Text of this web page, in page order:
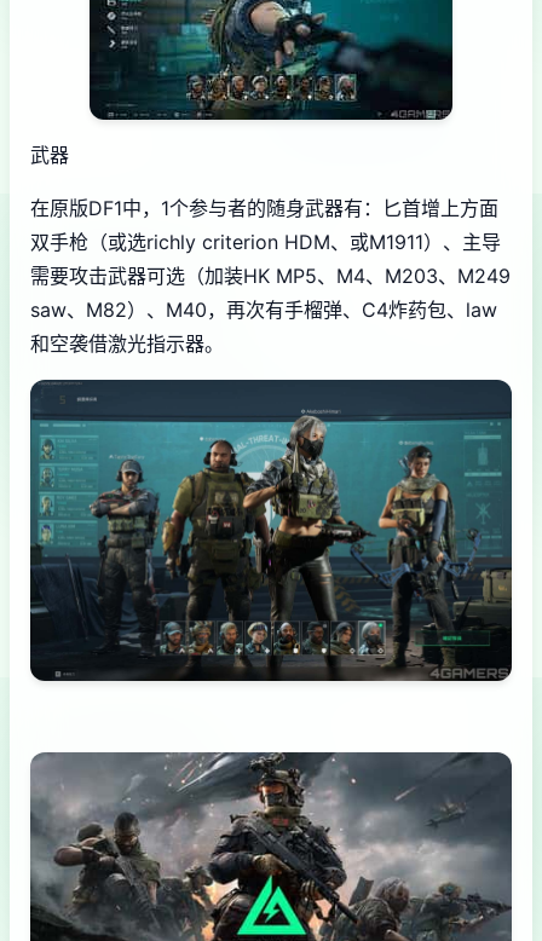
武器
在原版DF1中，1个参与者的随身武器有：匕首增上方面
双手枪（或选richly criterion HDM、或M1911）、主导
需要攻击武器可选（加装HK MP5、M4、M203、M249
saw、M82）、M40，再次有手榴弹、C4炸药包、law
和空袭借激光指示器。